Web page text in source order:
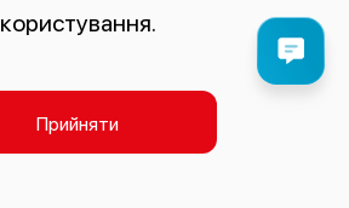
користування.
Прийняти